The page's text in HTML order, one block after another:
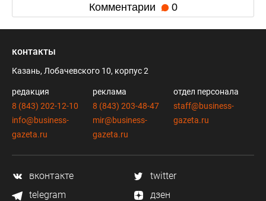
Комментарии 0
контакты
Казань, Лобачевского 10, корпус 2
редакция
8 (843) 202-12-10
info@business-
gazeta.ru
реклама
8 (843) 203-48-47
mir@business-
gazeta.ru
отдел персонала
staff@business-
gazeta.ru
вконтакте
twitter
telegram
дзен